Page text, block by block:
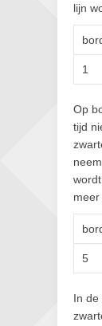
lijn
1
Op
tijd
5
In de